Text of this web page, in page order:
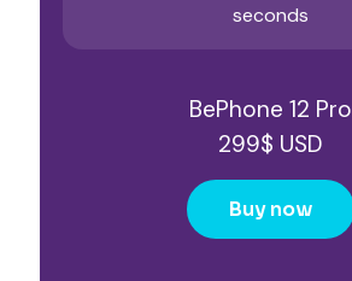
seconds
BePhone 12 Pro
299$ USD
Buy now